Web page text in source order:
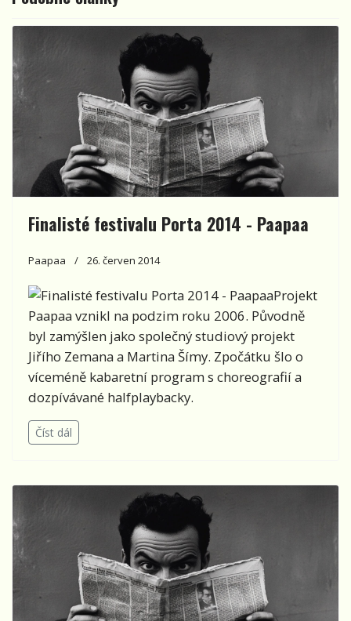
Finalisté festivalu Porta 2014 - Paapaa
Paapaa 26. červen 2014
Projekt
Paapaa vznikl na podzim roku 2006. Původně
byl zamýšlen jako společný studiový projekt
Jiřího Zemana a Martina Šímy. Zpočátku šlo o
víceméně kabaretní program s choreografií a
dozpívávané halfplaybacky.
Číst dál